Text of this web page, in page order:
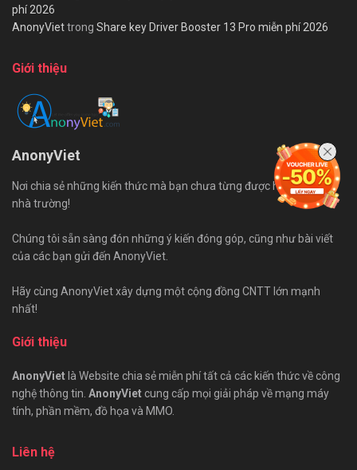
phí 2026
AnonyViettrong Share key Driver Booster 13 Pro miễn phí 2026
Giới thiệu
AnonyViet
Nơi chia sẻ những kiến thức mà bạn chưa từng được học trên ghế
nhà trường!
Chúng tôi sẵn sàng đón những ý kiến đóng góp, cũng như bài viết
của các bạn gửi đến AnonyViet.
Hãy cùng AnonyViet xây dựng một cộng đồng CNTT lớn mạnh
nhất!
Giới thiệu
AnonyViet là Website chia sẻ miễn phí tất cả các kiến thức về công
nghệ thông tin. AnonyViet cung cấp mọi giải pháp về mạng máy
tính, phần mềm, đồ họa và MMO.
Liên hệ